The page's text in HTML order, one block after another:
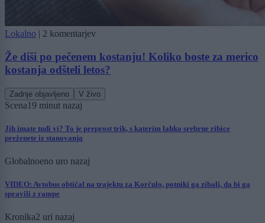
Lokalno | 2 komentarjev
Že diši po pečenem kostanju! Koliko boste za merico
kostanja odšteli letos?
Zadnje objavljeno V živo
Scena19 minut nazaj
Jih imate tudi vi? To je preprost trik, s katerim lahko srebrne ribice
preženete iz stanovanja
Globalnoeno uro nazaj
VIDEO: Avtobus obtičal na trajektu za Korčulo, potniki ga zibali, da bi ga
spravili z rampe
Kronika2 uri nazaj